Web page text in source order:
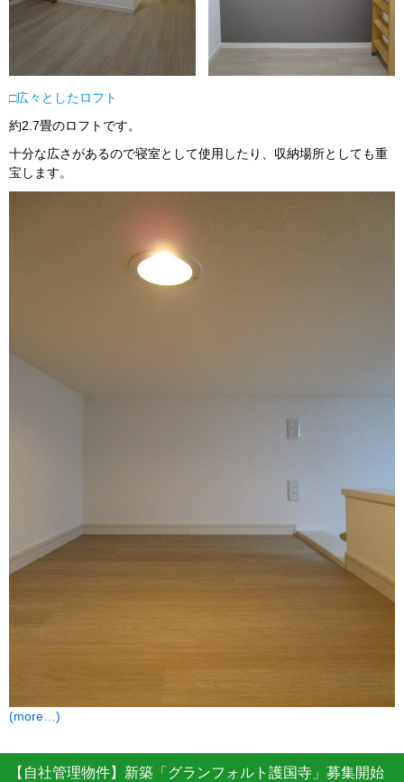
□広々としたロフト
約2.7畳のロフトです。
十分な広さがあるので寝室として使用したり、収納場所としても重
宝します。
(more…)
【自社管理物件】新築「グランフォルト護国寺」募集開始